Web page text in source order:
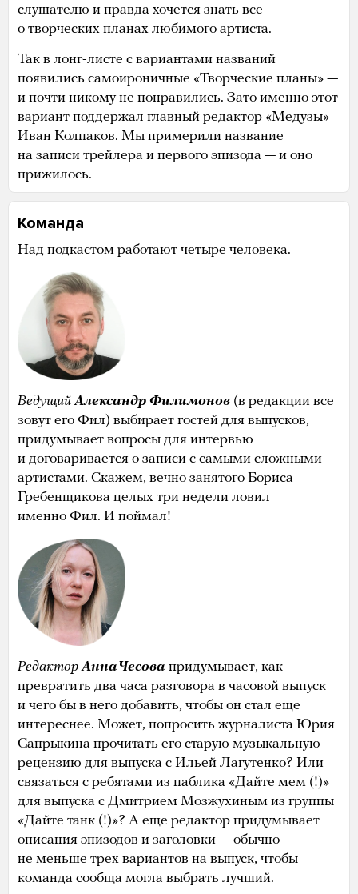
слушателю и правда хочется знать все
о творческих планах любимого артиста.
Так в лонг-листе с вариантами названий
появились самоироничные «Творческие планы» —
и почти никому не понравились. Зато именно этот
вариант поддержал главный редактор «Медузы»
Иван Колпаков. Мы примерили название
на записи трейлера и первого эпизода — и оно
прижилось.
Команда
Над подкастом работают четыре человека.
ВедущийАлександр Филимонов (в редакции все
зовут его Фил) выбирает гостей для выпусков,
придумывает вопросы для интервью
и договаривается о записи с самыми сложными
артистами. Скажем, вечно занятого Бориса
Гребенщикова целых три недели ловил
именно Фил. И поймал!
РедакторАнна Чесова придумывает, как
превратить два часа разговора в часовой выпуск
и чего бы в него добавить, чтобы он стал еще
интереснее. Может, попросить журналиста Юрия
Сапрыкина прочитать его старую музыкальную
рецензию для выпуска с Ильей Лагутенко? Или
связаться с ребятами из паблика «Дайте мем (!)»
для выпуска с Дмитрием Мозжухиным из группы
«Дайте танк (!)»? А еще редактор придумывает
описания эпизодов и заголовки — обычно
не меньше трех вариантов на выпуск, чтобы
команда сообща могла выбрать лучший.